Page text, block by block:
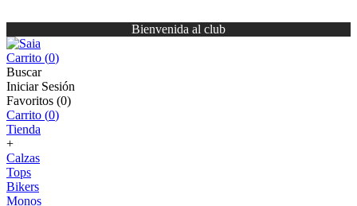
Bienvenida al club
Carrito (0)
Buscar
Iniciar Sesión
Favoritos (0)
Carrito (0)
Tienda
+
Calzas
Tops
Bikers
Monos